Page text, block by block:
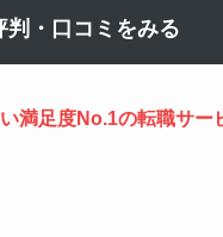
判・口コミをみる
満足度No.1の転職サー